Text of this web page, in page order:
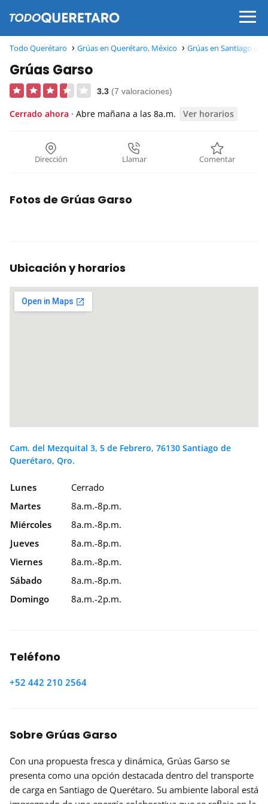
Todo Querétaro Grúas en Querétaro, México Grúas en Santiago de
Grúas Garso
3.3 (7 valoraciones)
Cerrado ahora · Abre mañana a las 8a.m. Ver horarios
Dirección Llamar Comentar
Fotos de Grúas Garso
Ubicación y horarios
Cam. del Mezquital 3, 5 de Febrero, 76130 Santiago de
Querétaro, Qro.
Lunes
Cerrado
Martes
8a.m.-8p.m.
Miércoles
8a.m.-8p.m.
Jueves
8a.m.-8p.m.
Viernes
8a.m.-8p.m.
Sábado
8a.m.-8p.m.
Domingo
8a.m.-2p.m.
Teléfono
+52 442 210 2564
Sobre Grúas Garso
Con una propuesta fresca y dinámica, Grúas Garso se
presenta como una opción destacada dentro del transporte
de carga en Santiago de Querétaro. Su ambiente laboral está